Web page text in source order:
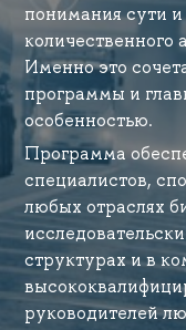
понимания сути
количественного
Именно это
программы и
особенностью.
Программа
специалистов,
любых отраслях
структурах и в
руководителей